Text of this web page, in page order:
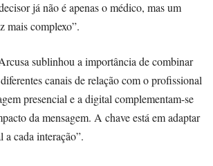
já não é apenas o médico, mas um
mais complexo”.
sublinhou a importância de combinar
canais de relação com o profissional
presencial e a digital complementam-se
da mensagem. A chave está em adaptar
a cada interação”.